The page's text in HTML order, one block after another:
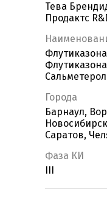
Тева
Продактс
Города
Барнаул,
Саратов,
Фаза КИ